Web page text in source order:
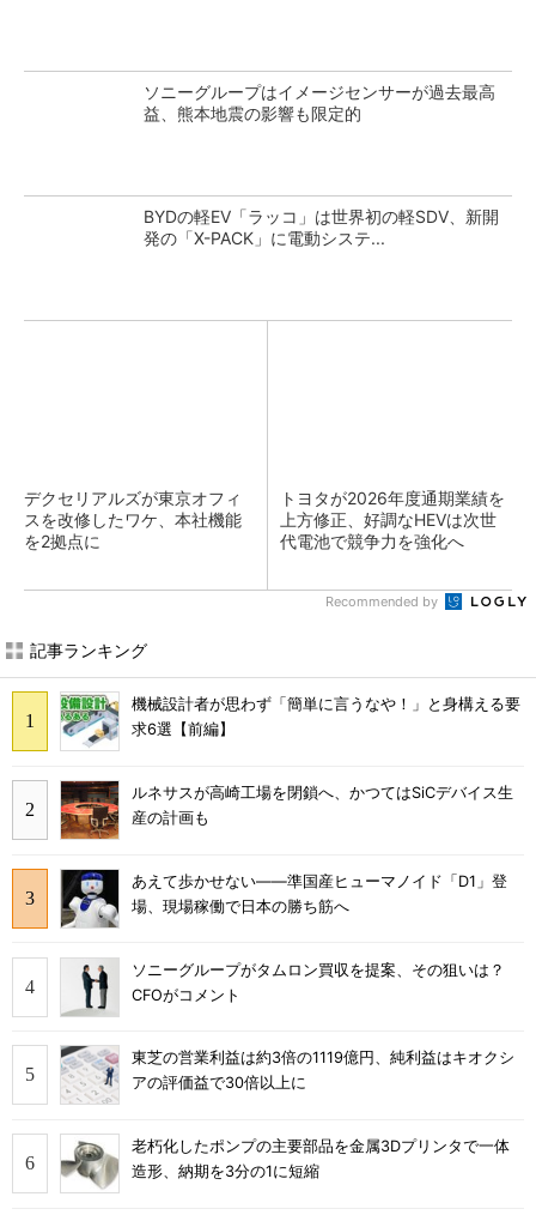
ソニーグループはイメージセンサーが過去最高
益、熊本地震の影響も限定的
BYDの軽EV「ラッコ」は世界初の軽SDV、新開
発の「X-PACK」に電動システ...
デクセリアルズが東京オフィ
スを改修したワケ、本社機能
を2拠点に
トヨタが2026年度通期業績を
上方修正、好調なHEVは次世
代電池で競争力を強化へ
Recommended by
記事ランキング
機械設計者が思わず「簡単に言うなや！」と身構える要
求6選【前編】
ルネサスが高崎工場を閉鎖へ、かつてはSiCデバイス生
産の計画も
あえて歩かせない――準国産ヒューマノイド「D1」登
場、現場稼働で日本の勝ち筋へ
ソニーグループがタムロン買収を提案、その狙いは？
CFOがコメント
東芝の営業利益は約3倍の1119億円、純利益はキオクシ
アの評価益で30倍以上に
老朽化したポンプの主要部品を金属3Dプリンタで一体
造形、納期を3分の1に短縮